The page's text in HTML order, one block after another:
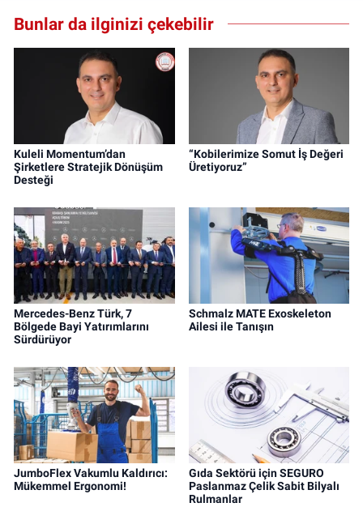
Bunlar da ilginizi çekebilir
Kuleli Momentum’dan
Şirketlere Stratejik Dönüşüm
Desteği
“Kobilerimize Somut İş Değeri
Üretiyoruz”
Mercedes-Benz Türk, 7
Bölgede Bayi Yatırımlarını
Sürdürüyor
Schmalz MATE Exoskeleton
Ailesi ile Tanışın
JumboFlex Vakumlu Kaldırıcı:
Mükemmel Ergonomi!
Gıda Sektörü için SEGURO
Paslanmaz Çelik Sabit Bilyalı
Rulmanlar